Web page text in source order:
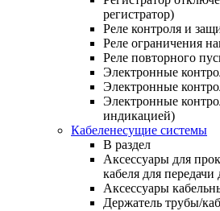
регистратор)
Реле контроля и
Реле ограничения
Реле повторного
Электронные
Электронные
Электронные
индикацией)
Кабеленесущие системы
В раздел
Аксессуары для
кабеля для
Аксессуары
Держатель трубы/